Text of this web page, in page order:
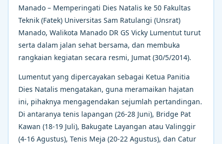
Manado – Memperingati Dies Natalis ke 50 Fakultas
Teknik (Fatek) Universitas Sam Ratulangi (Unsrat)
Manado, Walikota Manado DR GS Vicky Lumentut turut
serta dalam jalan sehat bersama, dan membuka
rangkaian kegiatan secara resmi, Jumat (30/5/2014).
Lumentut yang dipercayakan sebagai Ketua Panitia
Dies Natalis mengatakan, guna meramaikan hajatan
ini, pihaknya mengagendakan sejumlah pertandingan.
Di antaranya tenis lapangan (26-28 Juni), Bridge Pat
Kawan (18-19 Juli), Bakugate Layangan atau Valinggir
(4-16 Agustus), Tenis Meja (20-22 Agustus), dan Catur